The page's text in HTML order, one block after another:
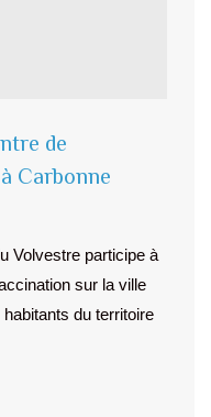
de
Carbonne
Volvestre participe à
sur la ville
du territoire